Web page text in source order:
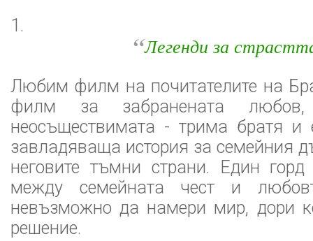
1.
“Легенди за
Любим филм на почитателите на
филм за забранената любов,
неосъществимата - трима братя
завладяваща история за семейния
неговите тъмни страни. Един
между семейната чест и
невъзможно да намери мир, дори
решение.